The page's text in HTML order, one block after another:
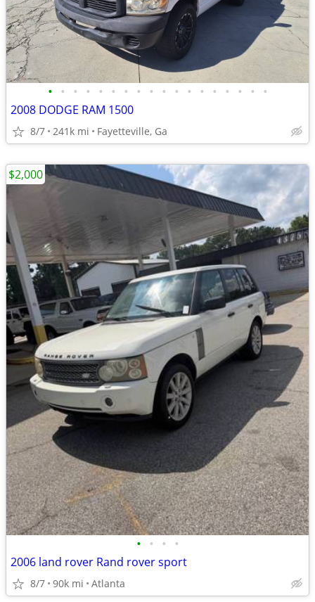
• • • • • • • • • • • • • • • • • •
2008 DODGE RAM 1500
8/7 241k mi Fayetteville, Ga
• • • •
2006 land rover Rand rover sport
8/7 90k mi Atlanta
$2,000